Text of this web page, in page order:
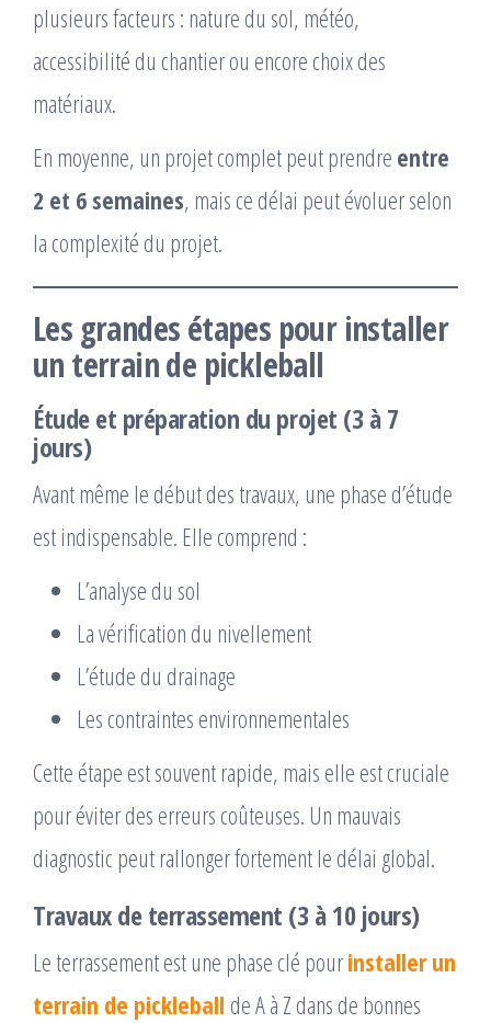
plusieurs facteurs : nature du sol, météo,
accessibilité du chantier ou encore choix des
matériaux.
En moyenne, un projet complet peut prendre entre
2 et 6 semaines, mais ce délai peut évoluer selon
la complexité du projet.
Les grandes étapes pour installer
un terrain de pickleball
Étude et préparation du projet (3 à 7
jours)
Avant même le début des travaux, une phase d’étude
est indispensable. Elle comprend :
L’analyse du sol
La vérification du nivellement
L’étude du drainage
Les contraintes environnementales
Cette étape est souvent rapide, mais elle est cruciale
pour éviter des erreurs coûteuses. Un mauvais
diagnostic peut rallonger fortement le délai global.
Travaux de terrassement (3 à 10 jours)
Le terrassement est une phase clé pourinstaller un
terrain de pickleball de A à Z dans de bonnes